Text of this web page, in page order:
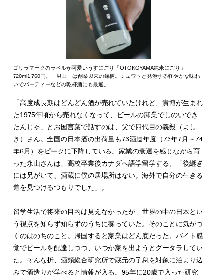
ゴリラマークのラベルが可愛いうすにごり「OTOKOYAMA純米にごり」
720ml1,760円。「男山」は創業以来の銘柄。シュワッと発泡する軽やかな味わ
いでパーティーなどの乾杯酒にも最適。
「高度成長期はどんどん酒が売れていたけれど、貴博が生まれ
た1975年頃から売れなくなって、ビールの卸業でしのいでき
たんじゃ」とお国言葉で話すのは、父で四代目の義毅（よし
き）さん。全国の日本酒の出荷量も73酒造年度（73年7月～74
年6月）をピークに下降している。家業の衰退を感じながら育
った永山さんは、高校卒業後カナダへ語学留学する。「後継ぎ
には兄がいて、酒蔵に僕の居場所はない。海外で自分の生きる
道を見つけるつもりでした」。
留学生活で将来の目的は見えなかったが、世界の中の日本とい
う視点を知らず知らずのうちに養っていた。そのことに気がつ
くのはのちのこと。帰国すると家業はどん底だった。バイト感
覚でビールを配達しつつ、いつか家を出ようとグータラしてい
た。そんな折、酒類総合研究所で蔵元の子息を対象に泊まり込
みで酒造りが学べると情報が入る。95年に20歳で入った研究